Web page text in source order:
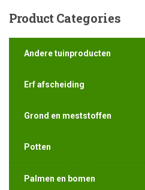
ProductCategories
Andere tuinproducten
Erf afscheiding
Grond en meststoffen
Potten
Palmen en bomen